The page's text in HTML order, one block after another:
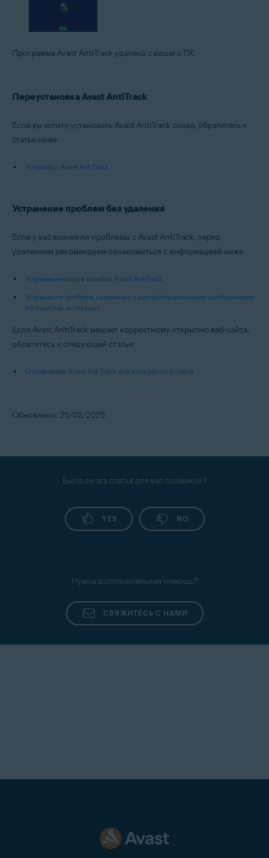
Программа Avast AntiTrack удалена с вашего ПК.
Переустановка Avast AntiTrack
Если вы хотите установить Avast AntiTrack снова, обратитесь к
статье ниже.
Установка Avast AntiTrack
Устранение проблем без удаления
Если у вас возникли проблемы с Avast AntiTrack, перед
удалением рекомендуем ознакомиться с информацией ниже.
Устранение кодов ошибок Avast AntiTrack
Устранение проблем, связанных с распространенными сообщениями
об ошибках активации
Если Avast AntiTrack мешает корректному открытию веб-сайта,
обратитесь к следующей статье:
Отключение Avast AntiTrack для конкретного сайта
Обновлено: 25/02/2025
Была ли эта статья для вас полезной?
YES NO
Нужна дополнительная помощь?
СВЯЖИТЕСЬ С НАМИ